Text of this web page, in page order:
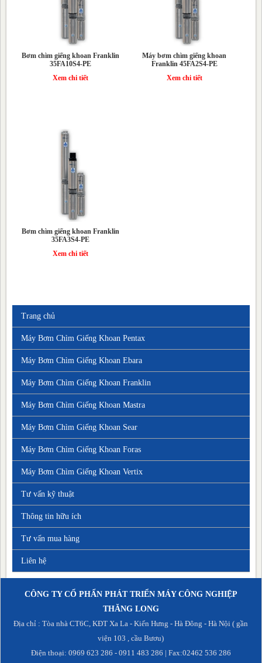
Bơm chìm giếng khoan Franklin
35FA10S4-PE
Xem chi tiết
Máy bơm chìm giếng khoan
Franklin 45FA2S4-PE
Xem chi tiết
Bơm chìm giếng khoan Franklin
35FA3S4-PE
Xem chi tiết
Trang chủ
Máy Bơm Chìm Giếng Khoan Pentax
Máy Bơm Chìm Giếng Khoan Ebara
Máy Bơm Chìm Giếng Khoan Franklin
Máy Bơm Chìm Giếng Khoan Mastra
Máy Bơm Chìm Giếng Khoan Sear
Máy Bơm Chìm Giếng Khoan Foras
Máy Bơm Chìm Giếng Khoan Vertix
Tư vấn kỹ thuật
Thông tin hữu ích
Tư vấn mua hàng
Liên hệ
CÔNG TY CỔ PHẨN PHÁT TRIỂN MÁY CÔNG NGHIỆP
THĂNG LONG
Địa chỉ : Tòa nhà CT6C, KĐT Xa La - Kiến Hưng - Hà Đông - Hà Nội ( gần
viện 103 , cầu Bươu)
Điện thoại: 0969 623 286 - 0911 483 286 | Fax:02462 536 286